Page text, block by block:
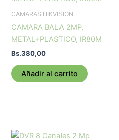
CAMARAS HIKVISION
CAMARA BALA 2MP,
METAL+PLASTICO, IR80M
Bs.380,00
Añadir al carrito